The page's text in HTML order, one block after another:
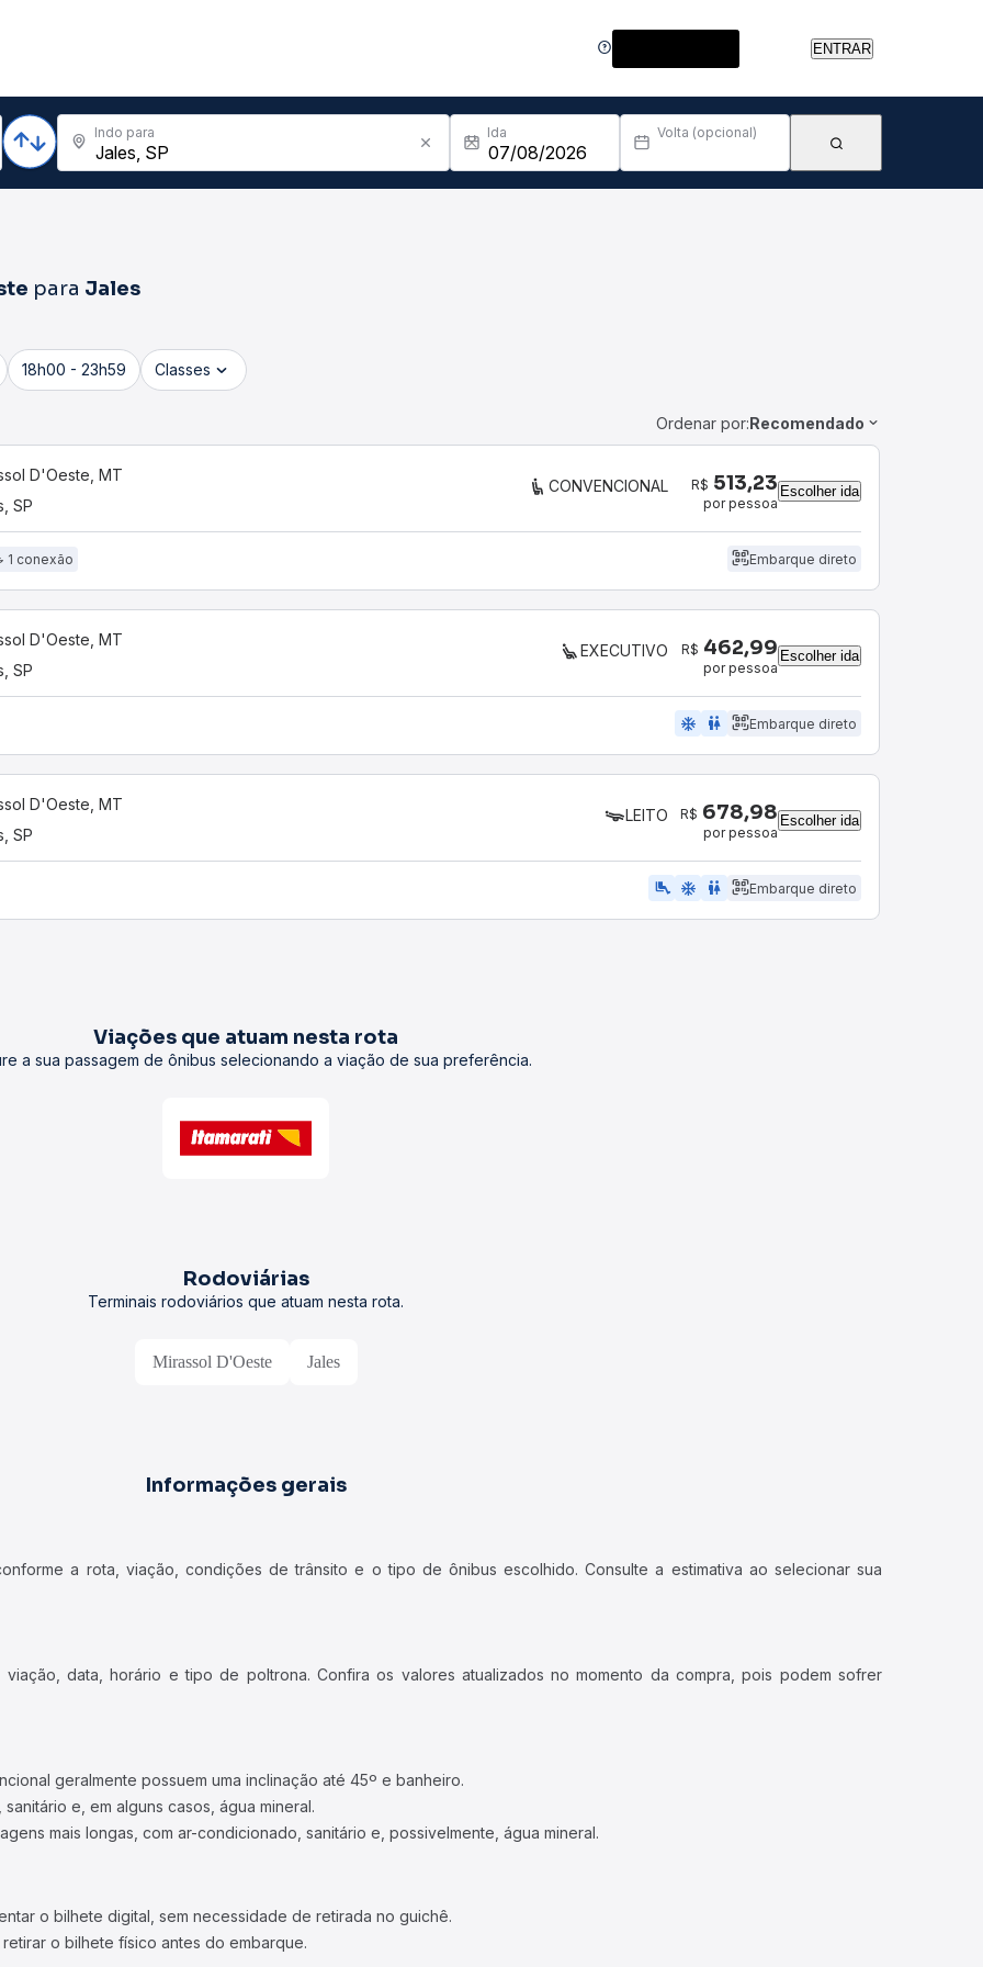
ENTRAR
Indo para Ida Volta (opcional)
para Jales
18h00 - 23h59 Classes
Ordenar por:Recomendado
D'Oeste, MT
SP
CONVENCIONAL R$ 513,23
por pessoa
Escolher ida
1 conexão Embarque direto
D'Oeste, MT
SP
EXECUTIVO R$ 462,99
por pessoa
Escolher ida
ac_unit wc Embarque direto
D'Oeste, MT
SP
LEITO R$ 678,98
por pessoa
Escolher ida
airline_seat_legroom_extra ac_unit wc Embarque direto
Viações que atuam nesta rota
a sua passagem de ônibus selecionando a viação de sua preferência.
Rodoviárias
Terminais rodoviários que atuam nesta rota.
Mirassol D'Oeste Jales
Informações gerais
a rota, viação, condições de trânsito e o tipo de ônibus escolhido. Consulte a estimativa ao selecionar sua
data, horário e tipo de poltrona. Confira os valores atualizados no momento da compra, pois podem sofrer
geralmente possuem uma inclinação até 45º e banheiro.
e, em alguns casos, água mineral.
mais longas, com ar-condicionado, sanitário e, possivelmente, água mineral.
o bilhete digital, sem necessidade de retirada no guichê.
o bilhete físico antes do embarque.